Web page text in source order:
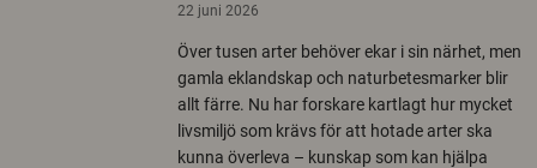
22 juni 2026
Över tusen arter behöver ekar i sin närhet, men
gamla eklandskap och naturbetesmarker blir
allt färre. Nu har forskare kartlagt hur mycket
livsmiljö som krävs för att hotade arter ska
kunna överleva – kunskap som kan hjälpa